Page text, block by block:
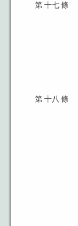
第 十七 條
第 十八 條